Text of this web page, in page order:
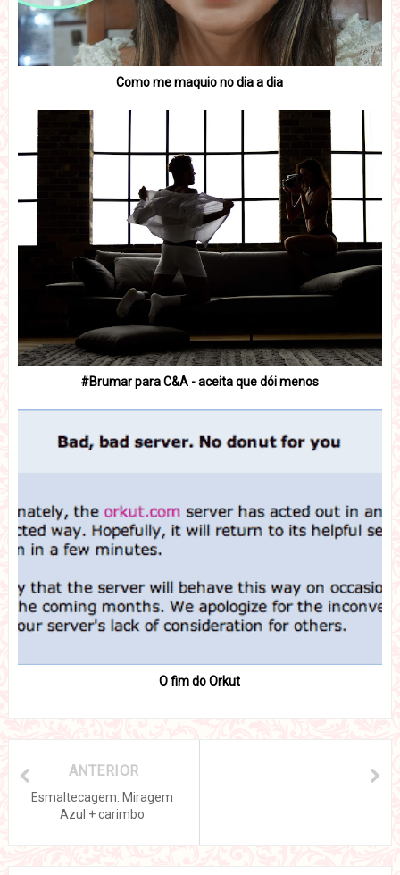
Como me maquio no dia a dia
#Brumar para C&A - aceita que dói menos
O fim do Orkut
ANTERIOR
Esmaltecagem: Miragem
Azul + carimbo